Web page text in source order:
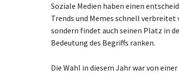
Soziale Medien haben einen
Trends und Memes schnell
sondern findet auch seinen Platz in
Bedeutung des Begriffs ranken.
Die Wahl in diesem Jahr war von